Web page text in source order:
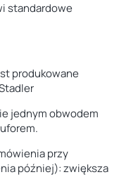
standardowe
produkowane
jednym obwodem
przy
później):zwiększa